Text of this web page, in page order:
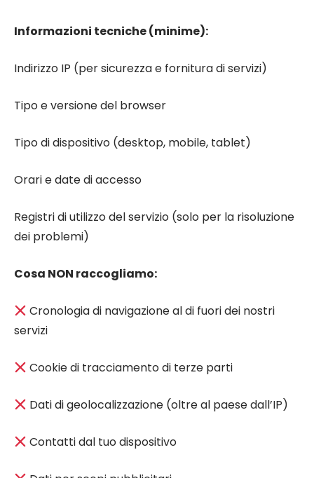
Informazioni tecniche (minime):
Indirizzo IP (per sicurezza e fornitura di servizi)
Tipo e versione del browser
Tipo di dispositivo (desktop, mobile, tablet)
Orari e date di accesso
Registri di utilizzo del servizio (solo per la risoluzione
dei problemi)
Cosa NON raccogliamo:
Cronologia di navigazione al di fuori dei nostri
servizi
Cookie di tracciamento di terze parti
Dati di geolocalizzazione (oltre al paese dall’IP)
Contatti dal tuo dispositivo